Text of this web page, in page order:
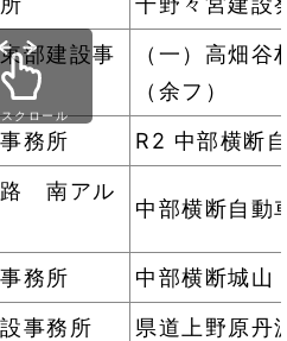
部建設事
（一）高畑
（余フ）
務所 R2 中部横断
路 南アル
中部横断自動
務所
中部横断城山
事務所
県道上野原丹
クロール